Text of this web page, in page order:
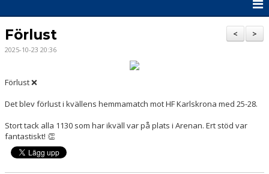
HEM
HALLBY I SAMHÄLLET
GÅ PÅ MATCH
OM KLUBBEN
KONTAKT
SAMARBETSPARTNERS
>
<
Förlust
2025-10-23 20:36
Förlust ❌
Det blev förlust i kvällens hemmamatch mot HF Karlskrona med 25-28.
Stort tack alla 1130 som har ikväll var på plats i Arenan. Ert stöd var
fantastiskt! 👏